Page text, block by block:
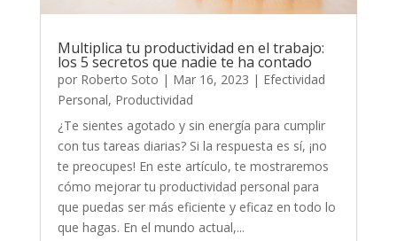
Multiplica tu productividad en el trabajo:
los 5 secretos que nadie te ha contado
por Roberto Soto | Mar 16, 2023 | Efectividad
Personal, Productividad
¿Te sientes agotado y sin energía para cumplir
con tus tareas diarias? Si la respuesta es sí, ¡no
te preocupes! En este artículo, te mostraremos
cómo mejorar tu productividad personal para
que puedas ser más eficiente y eficaz en todo lo
que hagas. En el mundo actual,...